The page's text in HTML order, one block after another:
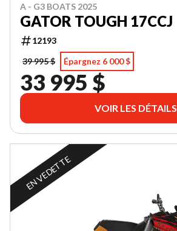
A - G3 BOATS 2025
GATOR TOUGH 17CCJ
12193
39 995 $
Épargnez 6 000 $
33 995 $
VOIR LES DÉTAILS
EN VEDETTE